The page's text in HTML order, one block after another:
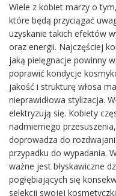
Wiele z kobiet marzy o
które będą przyciągać
uzyskanie takich efektów
oraz energii. Najczęściej
jaką pielęgnacje powinny
poprawić kondycje
jakość i strukturę włosa
nieprawidłowa stylizacja.
elektryzują się. Kobiety
nadmiernego
doprowadza do
przypadku do wypadania.
ważne jest błyskawiczne
pogłębiających się
selekcji swojej